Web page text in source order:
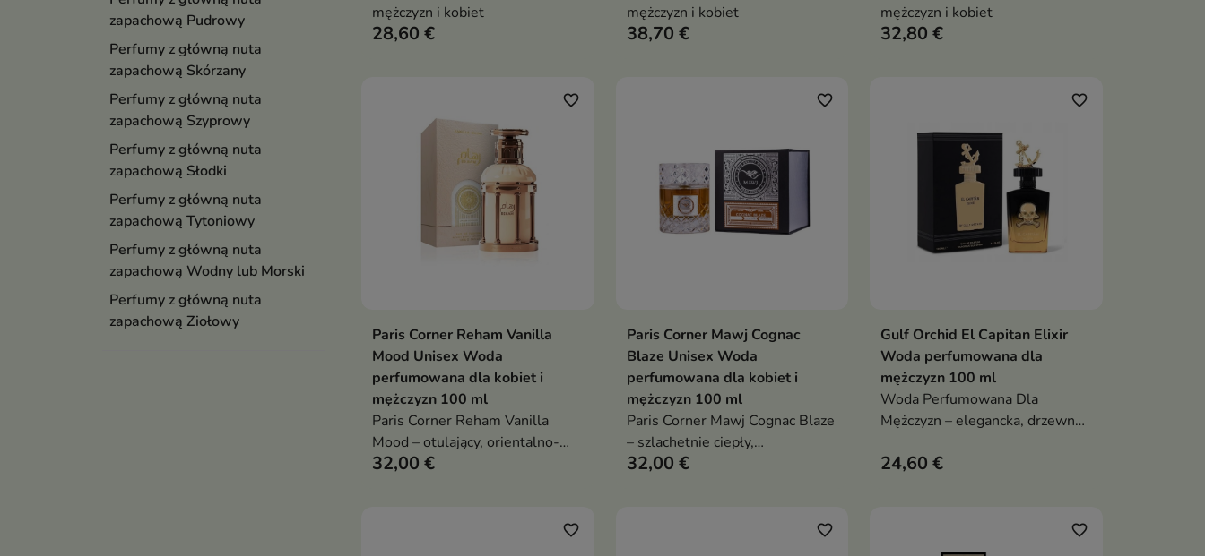
zapachową Pudrowy
Perfumy z główną nuta
zapachową Skórzany
Perfumy z główną nuta
zapachową Szyprowy
Perfumy z główną nuta
zapachową Słodki
Perfumy z główną nuta
zapachową Tytoniowy
Perfumy z główną nuta
zapachową Wodny lub Morski
Perfumy z główną nuta
zapachową Ziołowy
mężczyzn i kobiet
28,60 €
mężczyzn i kobiet
38,70 €
mężczyzn i kobiet
32,80 €
Dodaj do koszyka
favorite_border
Paris Corner Reham Vanilla
Mood Unisex Woda
perfumowana dla kobiet i
mężczyzn 100 ml
Paris Corner Reham Vanilla
Mood – otulający, orientalno-
waniliowy unisex: ambrette i
kremowa wanilia, skóra i piżmo
32,00 €
Dodaj do koszyka
favorite_border
Paris Corner Mawj Cognac
Blaze Unisex Woda
perfumowana dla kobiet i
mężczyzn 100 ml
Paris Corner Mawj Cognac Blaze
– szlachetnie ciepły,
charakterystyczny unisex: kawa i
32,00 €
 Dodaj do koszyka
favorite_border
Gulf Orchid El Capitan Elixir
Woda perfumowana dla
mężczyzn 100 ml
Woda Perfumowana Dla
Mężczyzn – elegancka, drzewno-
energii i tajemniczości
24,60 €
favorite_border favorite_border favorite_border